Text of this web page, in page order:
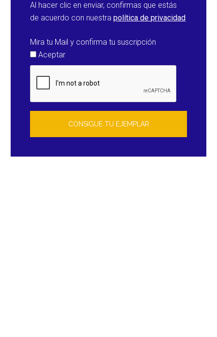
Al hacer clic en enviar, confirmas que estás
de acuerdo con nuestrapolítica de privacidad
Mira tu Mail y confirma tu suscripción
Aceptar